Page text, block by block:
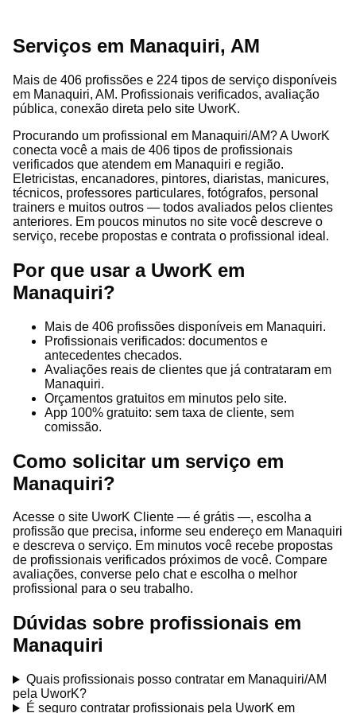
Serviços em Manaquiri, AM
Mais de 406 profissões e 224 tipos de serviço disponíveis
em Manaquiri, AM. Profissionais verificados, avaliação
pública, conexão direta pelo site UworK.
Procurando um profissional em Manaquiri/AM? A UworK
conecta você a mais de 406 tipos de profissionais
verificados que atendem em Manaquiri e região.
Eletricistas, encanadores, pintores, diaristas, manicures,
técnicos, professores particulares, fotógrafos, personal
trainers e muitos outros — todos avaliados pelos clientes
anteriores. Em poucos minutos no site você descreve o
serviço, recebe propostas e contrata o profissional ideal.
Por que usar a UworK em
Manaquiri?
Mais de 406 profissões disponíveis em Manaquiri.
Profissionais verificados: documentos e
antecedentes checados.
Avaliações reais de clientes que já contrataram em
Manaquiri.
Orçamentos gratuitos em minutos pelo site.
App 100% gratuito: sem taxa de cliente, sem
comissão.
Como solicitar um serviço em
Manaquiri?
Acesse o site UworK Cliente — é grátis —, escolha a
profissão que precisa, informe seu endereço em Manaquiri
e descreva o serviço. Em minutos você recebe propostas
de profissionais verificados próximos de você. Compare
avaliações, converse pelo chat e escolha o melhor
profissional para o seu trabalho.
Dúvidas sobre profissionais em
Manaquiri
Quais profissionais posso contratar em Manaquiri/AM
pela UworK?
É seguro contratar profissionais pela UworK em